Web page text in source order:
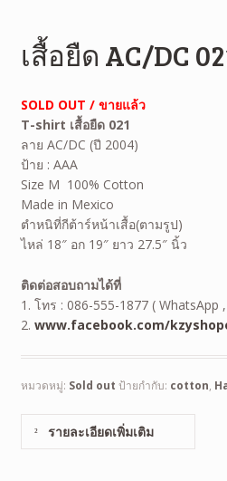
เสื้อยืด AC/DC
SOLD OUT / ขายแล้ว
T-shirt เสื้อยืด 021
ลาย AC/DC (ปี 2004)
ป้าย : AAA
Size M 100% Cotton
Made in Mexico
ตำหนิที่กีต้าร์หน้าเสื้อ(ตามรูป)
ไหล่ 18″ อก 19″ ยาว 27.5″ นิ้ว
ติดต่อสอบถามได้ที่
1. โทร : 086-555-1877 ( WhatsApp
2. www.facebook.com/
หมวดหมู่: Sold out ป้ายกำกับ: cotton,
รายละเอียดเพิ่มเติม